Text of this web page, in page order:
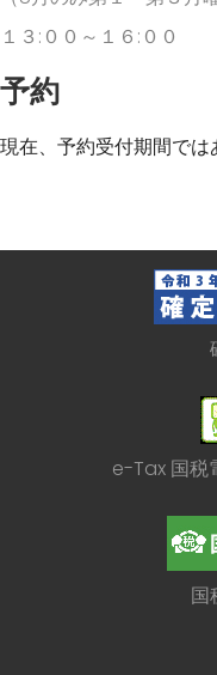
１３:００～１６:００
予約
現在、予約受付期間では
e-Tax 国
国